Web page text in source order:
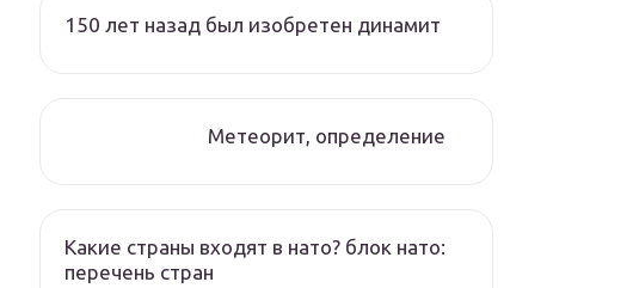
150 лет назад был изобретен динамит
Метеорит, определение
Какие страны входят в нато? блок нато:
перечень стран